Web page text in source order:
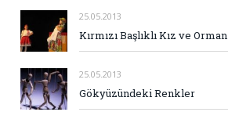
25.05.2013
Kırmızı Başlıklı Kız ve Orman
25.05.2013
Gökyüzündeki Renkler